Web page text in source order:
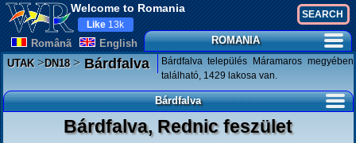
Welcome to Romania
Românã English
Like 13k
ROMANIA
UTAK>DN18>Bárdfalva
Bárdfalva település Máramaros megyében
található, 1429 lakosa van.
Bárdfalva
Bárdfalva, Rednic feszület